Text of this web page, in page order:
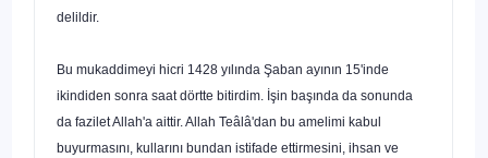
delildir.
Bu mukaddimeyi hicri 1428 yılında Şaban ayının 15'inde
ikindiden sonra sa­at dörtte bitirdim. İşin başında da sonunda
da fazilet Allah'a aittir. Allah Teâlâ'dan bu amelimi kabul
buyurmasını, kullarını bundan istifade ettirmesini, ihsan ve